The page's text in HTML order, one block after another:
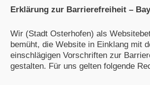
Erklärung zur Barrierefreiheit –
Wir (Stadt Osterhofen) als
bemüht, die Website in Einklang mit
einschlägigen Vorschriften zur
gestalten. Für uns gelten folgende